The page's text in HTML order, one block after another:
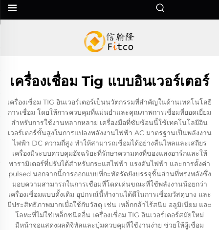
เครื่องเชื่อม Tig แบบอินเวอร์เตอร์
เครื่องเชื่อม TIG อินเวอร์เตอร์เป็นนวัตกรรมที่สำคัญในด้านเทคโนโลยี
การเชื่อม โดยให้การควบคุมที่แม่นยำและคุณภาพการเชื่อมที่ยอดเยี่ยม
สำหรับการใช้งานหลากหลาย เครื่องมือที่ซับซ้อนนี้ใช้เทคโนโลยีอิน
เวอร์เตอร์ขั้นสูงในการแปลงพลังงานไฟฟ้า AC มาตรฐานเป็นพลังงาน
ไฟฟ้า DC ความถี่สูง ทำให้สามารถเชื่อมได้อย่างลื่นไหลและเสถียร
เครื่องมีระบบควบคุมอัจฉริยะที่รักษาความคงที่ของแสงอาร์กและให้
พารามิเตอร์ที่ปรับได้สำหรับกระแสไฟฟ้า แรงดันไฟฟ้า และการตั้งค่า
pulsed นอกจากนี้การออกแบบที่กะทัดรัดยังบรรจุชิ้นส่วนที่ทรงพลังซึ่ง
มอบความสามารถในการเชื่อมที่โดดเด่นขณะที่ใช้พลังงานน้อยกว่า
เครื่องเชื่อมแบบดั้งเดิม อุปกรณ์นี้ทำงานได้ดีในการเชื่อมวัสดุบาง และ
มีประสิทธิภาพมากเมื่อใช้กับวัสดุ เช่น เหล็กกล้าไร้สนิม อลูมิเนียม และ
โลหะที่ไม่ใช่เหล็กชนิดอื่น เครื่องเชื่อม TIG อินเวอร์เตอร์สมัยใหม่
มีหน้าจอแสดงผลดิจิทัลและปุ่มควบคุมที่ใช้งานง่าย ช่วยให้ผู้เชื่อม